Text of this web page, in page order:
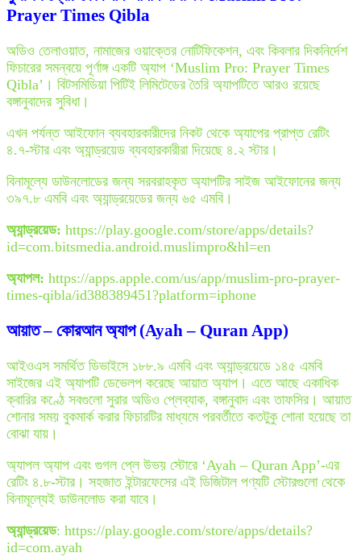
Prayer Times Qibla
অডিও তেলাওয়াত, নামাজের ওয়াক্তের নোটিফিকেশন, এবং কিবলার দিকনির্দেশ
ফিচারের সমন্বয়ে পূর্ণাঙ্গ একটি অ্যাপ ‘Muslim Pro: Prayer Times
Qibla’। বিটসমিডিয়া পিটিই লিমিটেডের তৈরি অ্যাপটিতে আরও রয়েছে
বঙ্গানুবাদের সুবিধা।
এখন পর্যন্ত আইফোন ব্যবহারকারীদের নিকট থেকে অ্যাপের প্রাপ্ত রেটিং
৪.৭-স্টার এবং অ্যান্ড্রয়েড ব্যবহারকারীরা দিয়েছে ৪.২ স্টার।
বিনামূল্যে ডাউনলোডের জন্য সরবরাহকৃত অ্যাপটির সাইজ আইফোনের জন্য
৩৯৭.৮ এমবি এবং অ্যান্ড্রয়েডের জন্য ৬৫ এমবি।
অ্যান্ড্রয়েড: https://play.google.com/store/apps/details?
id=com.bitsmedia.android.muslimpro&hl=en
অ্যাপল: https://apps.apple.com/us/app/muslim-pro-prayer-
times-qibla/id388389451?platform=iphone
আয়াত – কোরআন অ্যাপ (Ayah – Quran App)
আইওএস সমর্থিত ডিভাইসে ১৮৮.৯ এমবি এবং অ্যান্ড্রয়েডে ১৪৫ এমবি
সাইজের এই অ্যাপটি ডেভেলপ করেছে আয়াত অ্যাপ। এতে আছে একাধিক
ক্বারির কণ্ঠে সবগুলো সুরার অডিও প্লেব্যাক, বঙ্গানুবাদ এবং তাফসির। আয়াত
শোনার সময় বুকমার্ক করার ফিচারটির মাধ্যমে পরবর্তীতে কতটুকু শোনা হয়েছে তা
বোঝা যায়।
অ্যাপল অ্যাপ এবং গুগল প্লে উভয় স্টোরে ‘Ayah – Quran App’-এর
রেটিং ৪.৮-স্টার। সহজাত ইন্টারফেসের এই ডিজিটাল পণ্যটি স্টোরগুলো থেকে
বিনামূল্যেই ডাউনলোড করা যাবে।
অ্যান্ড্রয়েড: https://play.google.com/store/apps/details?
id=com.ayah